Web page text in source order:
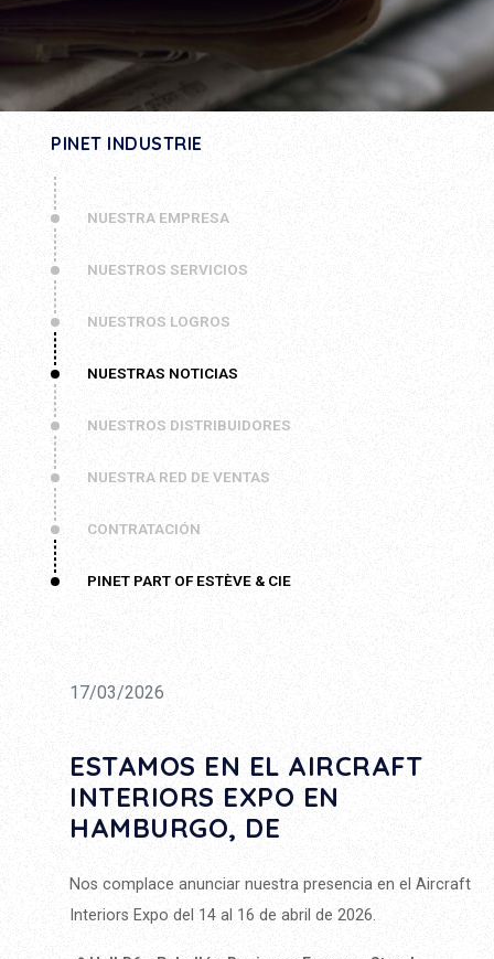
PINET INDUSTRIE
NUESTRA EMPRESA
NUESTROS SERVICIOS
NUESTROS LOGROS
NUESTRAS NOTICIAS
NUESTROS DISTRIBUIDORES
NUESTRA RED DE VENTAS
CONTRATACIÓN
PINET PART OF ESTÈVE & CIE
17/03/2026
ESTAMOS EN EL AIRCRAFT
INTERIORS EXPO EN
HAMBURGO, DE
Nos complace anunciar nuestra presencia en el Aircraft
Interiors Expo del 14 al 16 de abril de 2026.